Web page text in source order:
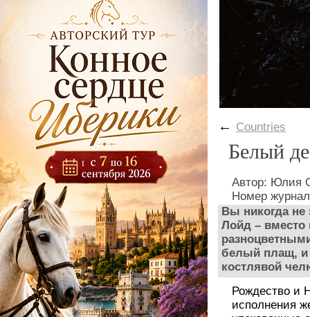
← Countries
Белый
Автор: Юлия
Номер
Вы никогда не
Лойд – вместо
белый плащ, и
костлявой
Рождество и
исполнения